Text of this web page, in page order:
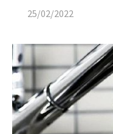
25/02/2022